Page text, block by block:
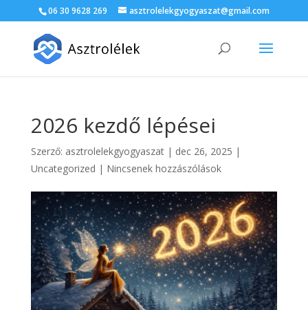
06 30 9628 269 asztrolelekgyogyaszat@gmail.com
2026 kezdő lépései
Szerző: asztrolelekgyogyaszat| dec 26, 2025 |
Uncategorized | Nincsenek hozzászólások